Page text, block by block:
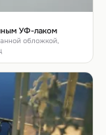
УФ-лаком
обложкой,